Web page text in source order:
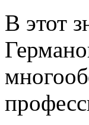
В этот